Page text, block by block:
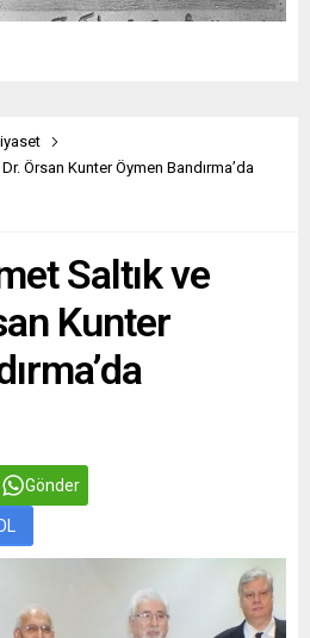
Örsan Kunter Öymen Bandırma’da
Saltık ve
Kunter
Gönder